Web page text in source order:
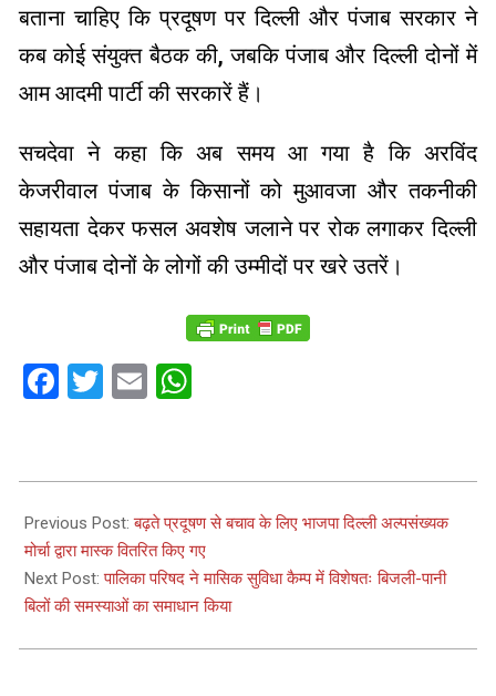
बताना चाहिए कि प्रदूषण पर दिल्ली और पंजाब सरकार ने
कब कोई संयुक्त बैठक की, जबकि पंजाब और दिल्ली दोनों में
आम आदमी पार्टी की सरकारें हैं।
सचदेवा ने कहा कि अब समय आ गया है कि अरविंद
केजरीवाल पंजाब के किसानों को मुआवजा और तकनीकी
सहायता देकर फसल अवशेष जलाने पर रोक लगाकर दिल्ली
और पंजाब दोनों के लोगों की उम्मीदों पर खरे उतरें।
Facebook
Twitter
Email
11-
04
Previous Post:बढ़ते प्रदूषण से बचाव के लिए भाजपा दिल्ली अल्पसंख्यक
मोर्चा द्वारा मास्क वितरित किए गए
Next Post:पालिका परिषद ने मासिक सुविधा कैम्प में विशेषतः बिजली-पानी
बिलों की समस्याओं का समाधान किया